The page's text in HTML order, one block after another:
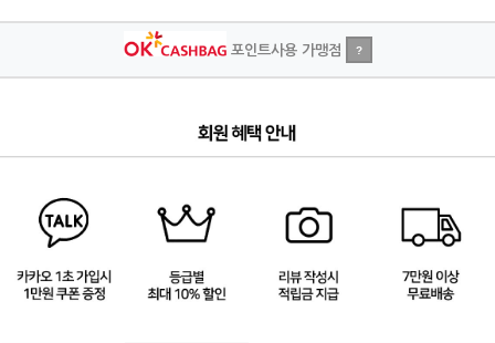
포인트사용 가맹점 ?